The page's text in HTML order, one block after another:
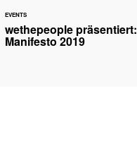
EVENTS
wethepeople präsentiert:
Manifesto 2019